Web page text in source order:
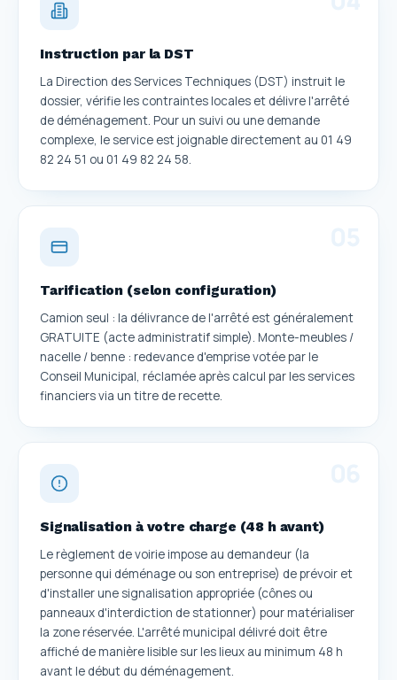
Instruction par la DST
La Direction des Services Techniques (DST) instruit le
dossier, vérifie les contraintes locales et délivre l'arrêté
de déménagement. Pour un suivi ou une demande
complexe, le service est joignable directement au 01 49
82 24 51 ou 01 49 82 24 58.
Tarification (selon configuration)
Camion seul : la délivrance de l'arrêté est généralement
GRATUITE (acte administratif simple). Monte-meubles /
nacelle / benne : redevance d'emprise votée par le
Conseil Municipal, réclamée après calcul par les services
financiers via un titre de recette.
Signalisation à votre charge (48 h avant)
Le règlement de voirie impose au demandeur (la
personne qui déménage ou son entreprise) de prévoir et
d'installer une signalisation appropriée (cônes ou
panneaux d'interdiction de stationner) pour matérialiser
la zone réservée. L'arrêté municipal délivré doit être
affiché de manière lisible sur les lieux au minimum 48 h
avant le début du déménagement.